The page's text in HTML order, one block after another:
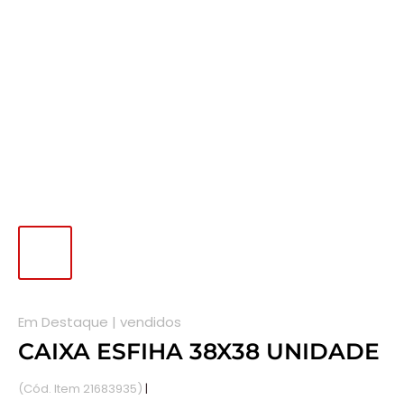
Em Destaque | vendidos
CAIXA ESFIHA 38X38 UNIDADE
(Cód. Item 21683935) |